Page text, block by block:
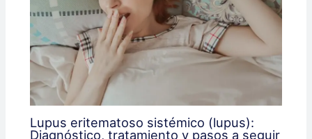
Lupus eritematoso sistémico (lupus):
Diagnóstico, tratamiento y pasos a seguir